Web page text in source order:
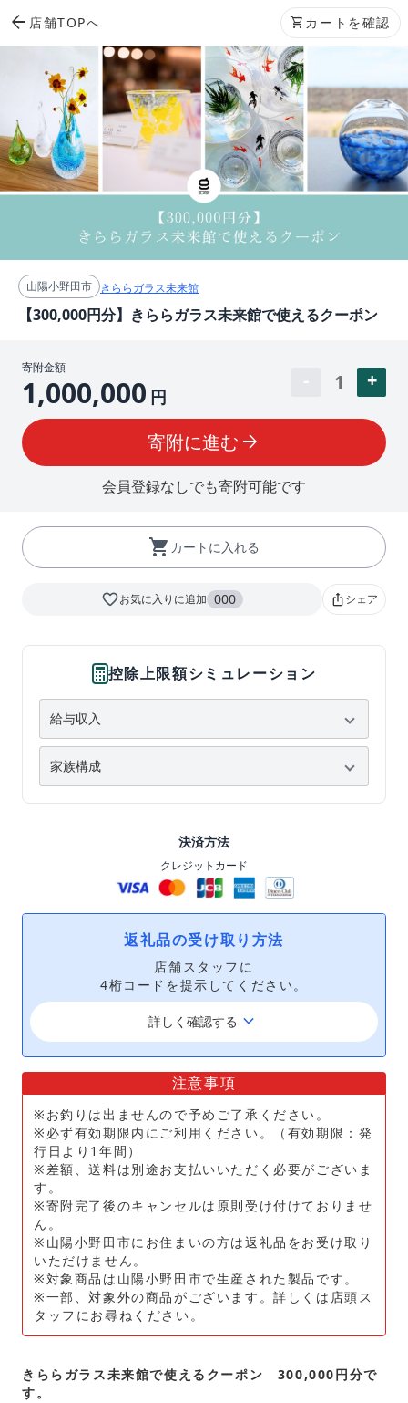
arrow_back 店舗TOPへ shopping_cart カートを確認
山陽小野田市 きららガラス未来館
【300,000円分】きららガラス未来館で使えるクーポン
寄附金額
1,000,000 円
1
寄附に進む arrow_forward
会員登録なしでも寄附可能です
shopping_cart カートに入れる
favorite_borderお気に入りに追加 000 ios_shareシェア
控除上限額シミュレーション
決済方法
クレジットカード
返礼品の受け取り方法
店舗スタッフに
4桁コードを提示してください。
詳しく確認する keyboard_arrow_down
注意事項
※お釣りは出ませんので予めご了承ください。
※必ず有効期限内にご利用ください。（有効期限：発
行日より1年間）
※差額、送料は別途お支払いいただく必要がございま
す。
※寄附完了後のキャンセルは原則受け付けておりませ
ん。
※山陽小野田市にお住まいの方は返礼品をお受け取り
いただけません。
※対象商品は山陽小野田市で生産された製品です。
※一部、対象外の商品がございます。詳しくは店頭ス
タッフにお尋ねください。
きららガラス未来館で使えるクーポン 300,000円分で
す。